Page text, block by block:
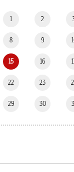
1 2
8 9
15 16
22 23
29 30